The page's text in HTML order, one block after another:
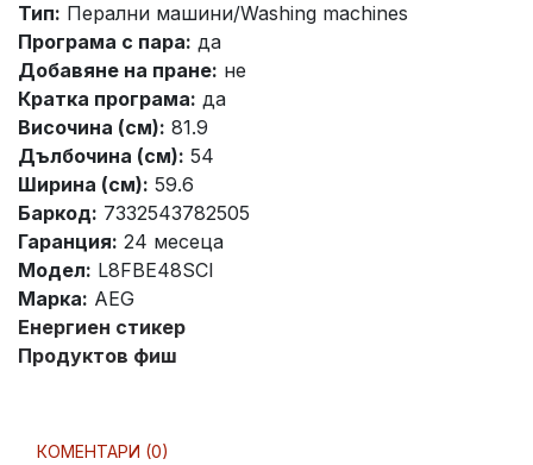
Тип: Перални машини/Washing machines
Програма с пара: да
Добавяне на пране: не
Кратка програма: да
Височина (см): 81.9
Дълбочина (см): 54
Ширина (см): 59.6
Баркод: 7332543782505
Гаранция: 24 месеца
Модел: L8FBE48SCI
Марка: AEG
Енергиен стикер
Продуктов фиш
КОМЕНТАРИ (0)